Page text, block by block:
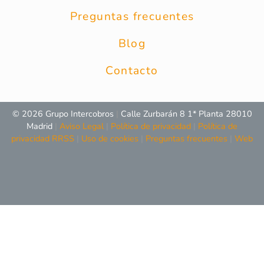
Preguntas frecuentes
Blog
Contacto
© 2026 Grupo Intercobros
Calle Zurbarán 8 1* Planta 28010
Madrid Aviso Legal Política de privacidad
Política de
privacidad RRSS
Uso de cookies Preguntas frecuentes Web